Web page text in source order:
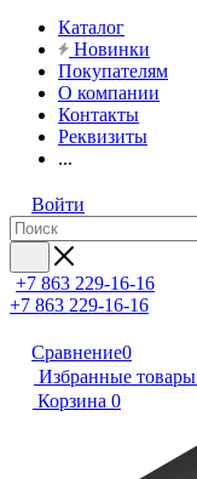
Каталог
Новинки
Покупателям
О компании
Контакты
Реквизиты
...
Войти
+7 863 229-16-16
+7 863 229-16-16
Сравнение0
Избранные товары
Корзина 0